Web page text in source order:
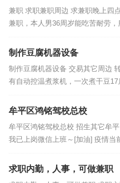
兼职 求职兼职周边 求兼职晚上四
兼职，本人男36周岁能吃苦耐劳
制作豆腐机器设备
制作豆腐机器设备 交易其它周边
有自动控温煮浆机，一次煮干豆
牟平区鸿铭驾校总校
牟平区鸿铭驾校总校 招生其它牟
我已上岗微信上班～[加油] 疫情当
求职内勤，人事，可做兼职